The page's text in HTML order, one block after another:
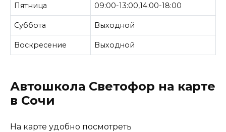
Пятница 09:00-13:00,14:00-18:00
Суббота Выходной
Воскресение Выходной
Автошкола Светофор на карте
в Сочи
На карте удобно посмотреть